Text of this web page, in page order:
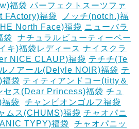
福袋 パーフェクトスーツファ
FActory)福袋
ノッチ(notch.)福
North Face)福袋 ニューバラ
袋
ナチュラルビューティーベー
キ)福袋レディース ナイスクラ
NICE CLAUP)福袋 テチチ(Te
ノアール(Delyle NOIR)福袋 テ
袋 ティティアンドコー(titty＆
セス(Dear Princess)福袋 チュ
袋
チャンピオンゴルフ福袋
ムス(CHUMS)福袋 チャオパニ
TYPY)福袋
チャオパニッ